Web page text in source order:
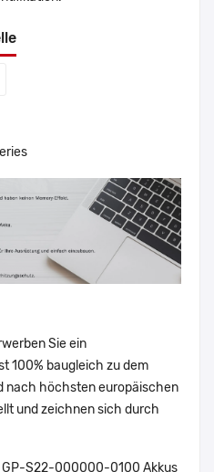
Sie ein
100% baugleich zu dem
nach höchsten europäischen
und zeichnen sich durch
GP-S22-000000-0100 Akkus